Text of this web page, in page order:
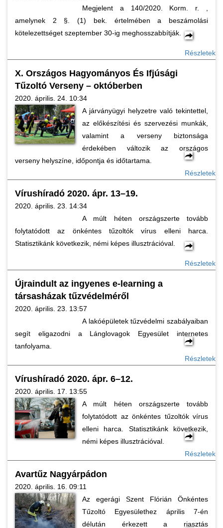
Megjelent a 140/2020. Korm. r. ,
amelynek 2 §. (1) bek. értelmében a beszámolási
kötelezettséget szeptember 30-ig meghosszabbítják.
Részletek
X. Országos Hagyományos És Ifjúsági
Tűzoltó Verseny – októberben
2020. április. 24. 10:34
A járványügyi helyzetre való tekintettel,
az előkészítési és szervezési munkák,
valamint a verseny biztonsága
érdekében változik az országos
verseny helyszíne, időpontja és időtartama.
Részletek
Vírushíradó 2020. ápr. 13–19.
2020. április. 23. 14:34
A múlt héten országszerte tovább
folytatódott az önkéntes tűzoltók vírus elleni harca.
Statisztikánk következik, némi képes illusztrációval.
Részletek
Újraindult az ingyenes e-learning a
társasházak tűzvédelméről
2020. április. 23. 13:57
A lakóépületek tűzvédelmi szabályaiban
segít eligazodni a Lánglovagok Egyesület internetes
tanfolyama.
Részletek
Vírushíradó 2020. ápr. 6–12.
2020. április. 17. 13:55
A múlt héten országszerte tovább
folytatódott az önkéntes tűzoltók vírus
elleni harca. Statisztikánk következik,
némi képes illusztrációval.
Részletek
Avartűz Nagyárpádon
2020. április. 16. 09:11
Az egerági Szent Flórián Önkéntes
Tűzoltó Egyesülethez április 7-én
délután érkezett a riasztás